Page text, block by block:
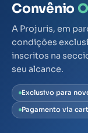
Convênio
A Projuris, em
condições
inscritos na
seu alcance.
Exclusivo para
Pagamento via